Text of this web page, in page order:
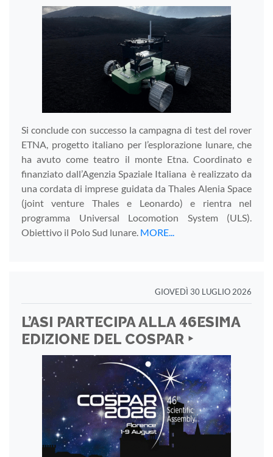
Si conclude con successo la campagna di test del rover
ETNA, progetto italiano per l’esplorazione lunare, che
ha avuto come teatro il monte Etna. Coordinato e
finanziato dall’Agenzia Spaziale Italiana è realizzato da
una cordata di imprese guidata da Thales Alenia Space
(joint venture Thales e Leonardo) e rientra nel
programma Universal Locomotion System (ULS).
Obiettivo il Polo Sud lunare. MORE...
GIOVEDÌ 30 LUGLIO 2026
L’ASI PARTECIPA ALLA 46ESIMA
EDIZIONE DEL COSPAR ‣